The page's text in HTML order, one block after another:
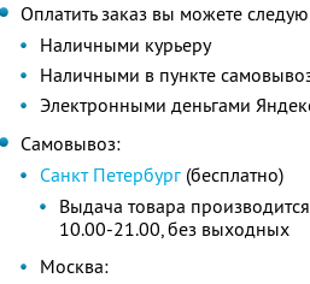
Оплатить заказ вы можете
Наличными курьеру
Наличными в пункте
Электронными деньгами
Cамовывоз:
Санкт Петербург (бесплатно)
Выдача товара
10.00-21.00, без выходных
Москва: